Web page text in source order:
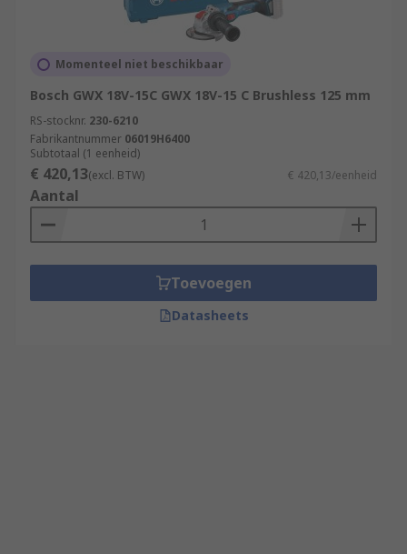
Momenteel niet beschikbaar
Bosch GWX 18V-15C GWX 18V-15 C Brushless 125 mm
RS-stocknr. 230-6210
Fabrikantnummer 06019H6400
Subtotaal (1 eenheid)
€ 420,13(excl. BTW) € 420,13/eenheid
Aantal
Toevoegen
Datasheets